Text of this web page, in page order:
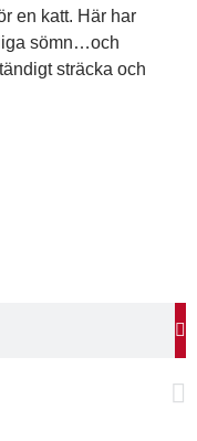
en katt. Här har
sömn…och
sträcka och